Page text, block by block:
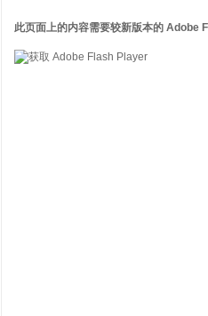
此页面上的内容需要较新版本的 Adobe